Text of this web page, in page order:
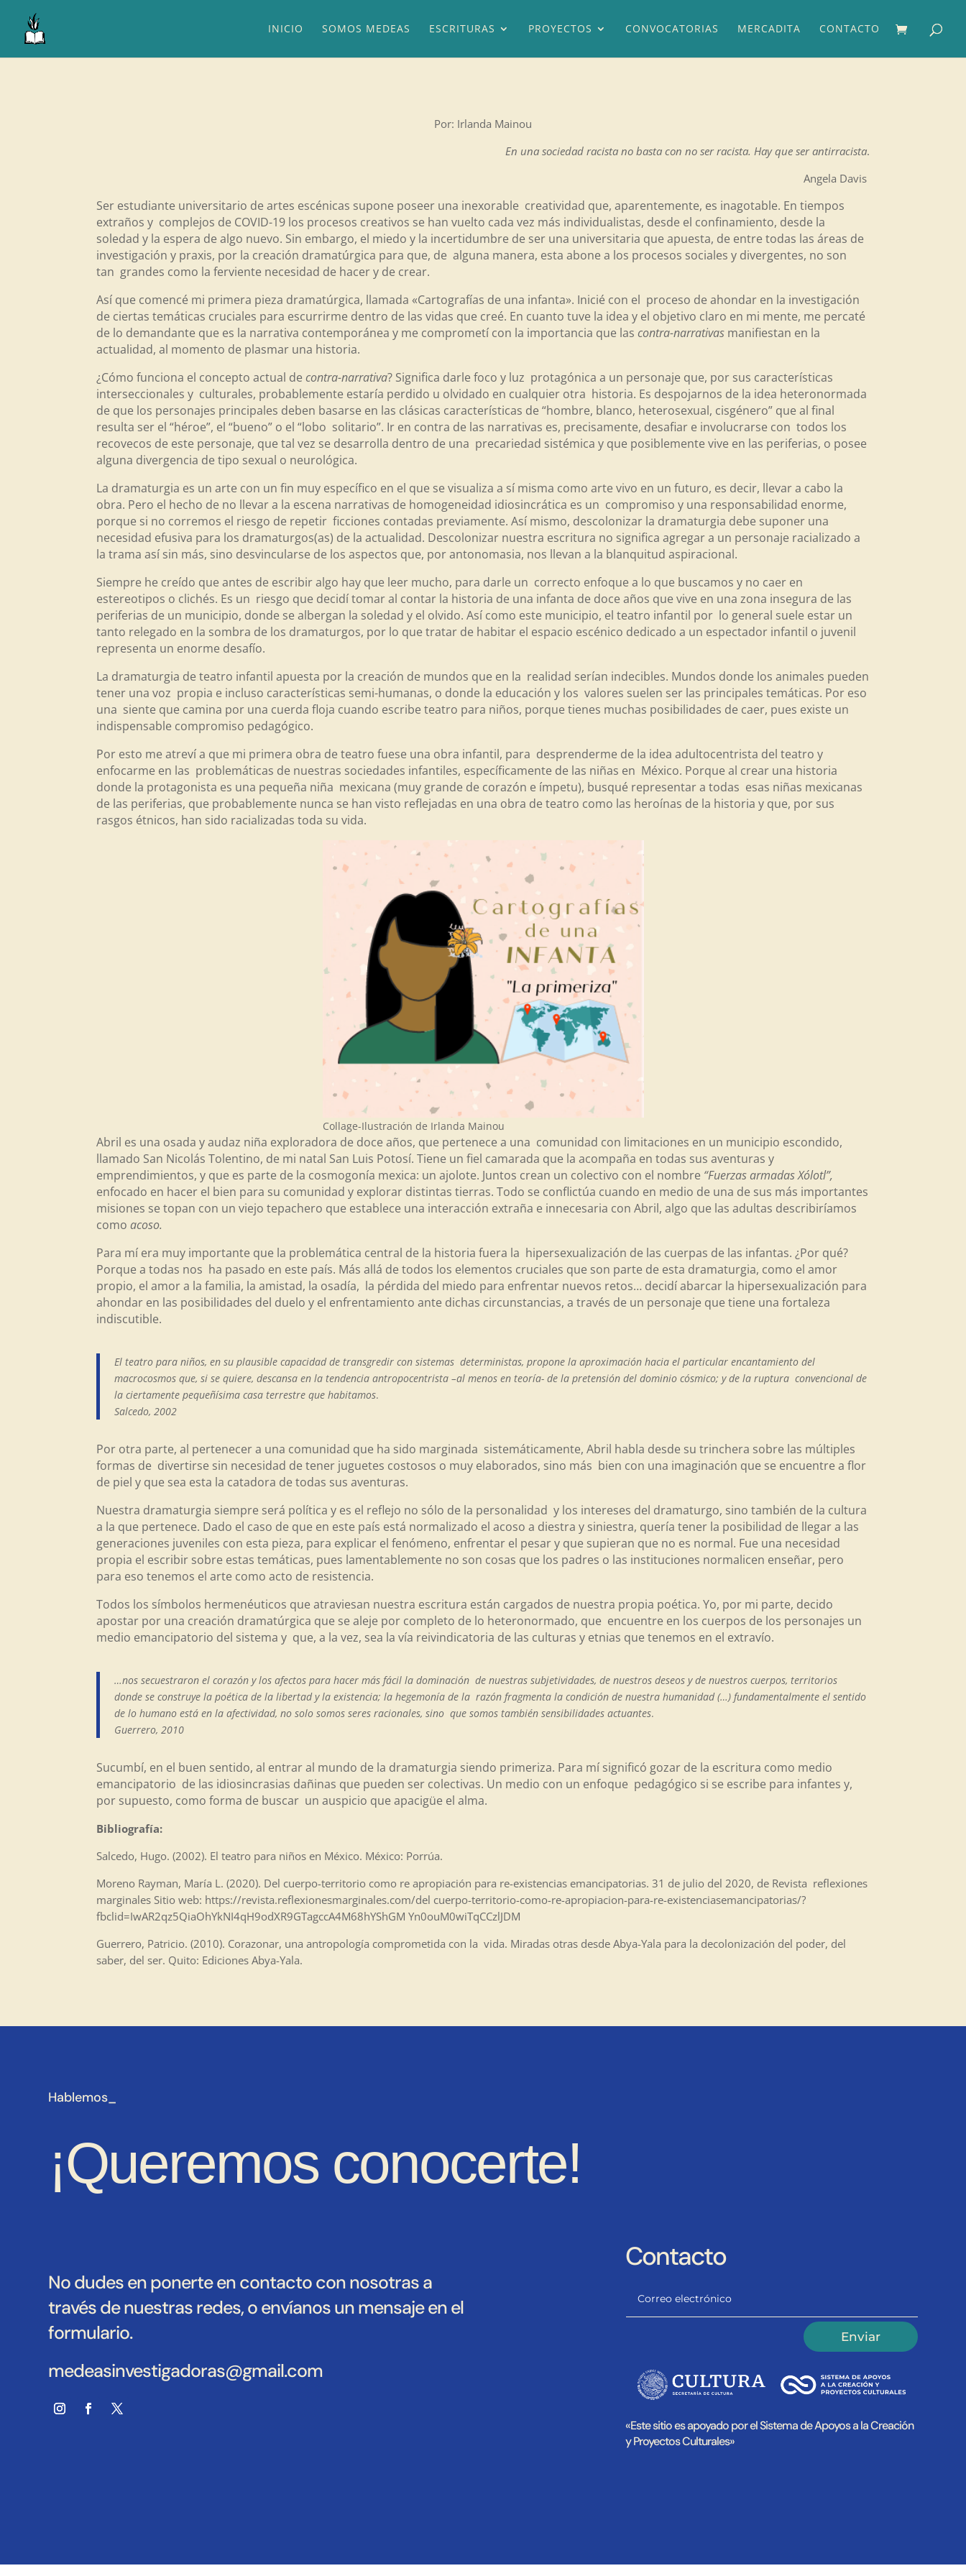
INICIO SOMOS MEDEAS ESCRITURAS PROYECTOS CONVOCATORIAS MERCADITA CONTACTO
Por: Irlanda Mainou
En una sociedad racista no basta con no ser racista. Hay que ser antirracista.
Angela Davis
Ser estudiante universitario de artes escénicas supone poseer una inexorable creatividad que, aparentemente, es inagotable. En tiempos
extraños y complejos de COVID-19 los procesos creativos se han vuelto cada vez más individualistas, desde el confinamiento, desde la
soledad y la espera de algo nuevo. Sin embargo, el miedo y la incertidumbre de ser una universitaria que apuesta, de entre todas las áreas de
investigación y praxis, por la creación dramatúrgica para que, de alguna manera, esta abone a los procesos sociales y divergentes, no son
tan grandes como la ferviente necesidad de hacer y de crear.
Así que comencé mi primera pieza dramatúrgica, llamada «Cartografías de una infanta». Inicié con el proceso de ahondar en la investigación
de ciertas temáticas cruciales para escurrirme dentro de las vidas que creé. En cuanto tuve la idea y el objetivo claro en mi mente, me percaté
de lo demandante que es la narrativa contemporánea y me comprometí con la importancia que lascontra-narrativas manifiestan en la
actualidad, al momento de plasmar una historia.
¿Cómo funciona el concepto actual decontra-narrativa? Significa darle foco y luz protagónica a un personaje que, por sus características
interseccionales y culturales, probablemente estaría perdido u olvidado en cualquier otra historia. Es despojarnos de la idea heteronormada
de que los personajes principales deben basarse en las clásicas características de “hombre, blanco, heterosexual, cisgénero” que al final
resulta ser el “héroe”, el “bueno” o el “lobo solitario”. Ir en contra de las narrativas es, precisamente, desafiar e involucrarse con todos los
recovecos de este personaje, que tal vez se desarrolla dentro de una precariedad sistémica y que posiblemente vive en las periferias, o posee
alguna divergencia de tipo sexual o neurológica.
La dramaturgia es un arte con un fin muy específico en el que se visualiza a sí misma como arte vivo en un futuro, es decir, llevar a cabo la
obra. Pero el hecho de no llevar a la escena narrativas de homogeneidad idiosincrática es un compromiso y una responsabilidad enorme,
porque si no corremos el riesgo de repetir ficciones contadas previamente. Así mismo, descolonizar la dramaturgia debe suponer una
necesidad efusiva para los dramaturgos(as) de la actualidad. Descolonizar nuestra escritura no significa agregar a un personaje racializado a
la trama así sin más, sino desvincularse de los aspectos que, por antonomasia, nos llevan a la blanquitud aspiracional.
Siempre he creído que antes de escribir algo hay que leer mucho, para darle un correcto enfoque a lo que buscamos y no caer en
estereotipos o clichés. Es un riesgo que decidí tomar al contar la historia de una infanta de doce años que vive en una zona insegura de las
periferias de un municipio, donde se albergan la soledad y el olvido. Así como este municipio, el teatro infantil por lo general suele estar un
tanto relegado en la sombra de los dramaturgos, por lo que tratar de habitar el espacio escénico dedicado a un espectador infantil o juvenil
representa un enorme desafío.
La dramaturgia de teatro infantil apuesta por la creación de mundos que en la realidad serían indecibles. Mundos donde los animales pueden
tener una voz propia e incluso características semi-humanas, o donde la educación y los valores suelen ser las principales temáticas. Por eso
una siente que camina por una cuerda floja cuando escribe teatro para niños, porque tienes muchas posibilidades de caer, pues existe un
indispensable compromiso pedagógico.
Por esto me atreví a que mi primera obra de teatro fuese una obra infantil, para desprenderme de la idea adultocentrista del teatro y
enfocarme en las problemáticas de nuestras sociedades infantiles, específicamente de las niñas en México. Porque al crear una historia
donde la protagonista es una pequeña niña mexicana (muy grande de corazón e ímpetu), busqué representar a todas esas niñas mexicanas
de las periferias, que probablemente nunca se han visto reflejadas en una obra de teatro como las heroínas de la historia y que, por sus
rasgos étnicos, han sido racializadas toda su vida.
Collage-Ilustración de Irlanda Mainou
Abril es una osada y audaz niña exploradora de doce años, que pertenece a una comunidad con limitaciones en un municipio escondido,
llamado San Nicolás Tolentino, de mi natal San Luis Potosí. Tiene un fiel camarada que la acompaña en todas sus aventuras y
emprendimientos, y que es parte de la cosmogonía mexica: un ajolote. Juntos crean un colectivo con el nombre “Fuerzas armadas Xólotl”,
enfocado en hacer el bien para su comunidad y explorar distintas tierras. Todo se conflictúa cuando en medio de una de sus más importantes
misiones se topan con un viejo tepachero que establece una interacción extraña e innecesaria con Abril, algo que las adultas describiríamos
comoacoso.
Para mí era muy importante que la problemática central de la historia fuera la hipersexualización de las cuerpas de las infantas. ¿Por qué?
Porque a todas nos ha pasado en este país. Más allá de todos los elementos cruciales que son parte de esta dramaturgia, como el amor
propio, el amor a la familia, la amistad, la osadía, la pérdida del miedo para enfrentar nuevos retos… decidí abarcar la hipersexualización para
ahondar en las posibilidades del duelo y el enfrentamiento ante dichas circunstancias, a través de un personaje que tiene una fortaleza
indiscutible.
El teatro para niños, en su plausible capacidad de transgredir con sistemas deterministas, propone la aproximación hacia el particular encantamiento del
macrocosmos que, si se quiere, descansa en la tendencia antropocentrista –al menos en teoría- de la pretensión del dominio cósmico; y de la ruptura convencional de
la ciertamente pequeñísima casa terrestre que habitamos.
Salcedo, 2002
Por otra parte, al pertenecer a una comunidad que ha sido marginada sistemáticamente, Abril habla desde su trinchera sobre las múltiples
formas de divertirse sin necesidad de tener juguetes costosos o muy elaborados, sino más bien con una imaginación que se encuentre a flor
de piel y que sea esta la catadora de todas sus aventuras.
Nuestra dramaturgia siempre será política y es el reflejo no sólo de la personalidad y los intereses del dramaturgo, sino también de la cultura
a la que pertenece. Dado el caso de que en este país está normalizado el acoso a diestra y siniestra, quería tener la posibilidad de llegar a las
generaciones juveniles con esta pieza, para explicar el fenómeno, enfrentar el pesar y que supieran que no es normal. Fue una necesidad
propia el escribir sobre estas temáticas, pues lamentablemente no son cosas que los padres o las instituciones normalicen enseñar, pero
para eso tenemos el arte como acto de resistencia.
Todos los símbolos hermenéuticos que atraviesan nuestra escritura están cargados de nuestra propia poética. Yo, por mi parte, decido
apostar por una creación dramatúrgica que se aleje por completo de lo heteronormado, que encuentre en los cuerpos de los personajes un
medio emancipatorio del sistema y que, a la vez, sea la vía reivindicatoria de las culturas y etnias que tenemos en el extravío.
…nos secuestraron el corazón y los afectos para hacer más fácil la dominación de nuestras subjetividades, de nuestros deseos y de nuestros cuerpos, territorios
donde se construye la poética de la libertad y la existencia; la hegemonía de la razón fragmenta la condición de nuestra humanidad (…) fundamentalmente el sentido
de lo humano está en la afectividad, no solo somos seres racionales, sino que somos también sensibilidades actuantes.
Guerrero, 2010
Sucumbí, en el buen sentido, al entrar al mundo de la dramaturgia siendo primeriza. Para mí significó gozar de la escritura como medio
emancipatorio de las idiosincrasias dañinas que pueden ser colectivas. Un medio con un enfoque pedagógico si se escribe para infantes y,
por supuesto, como forma de buscar un auspicio que apacigüe el alma.
Bibliografía:
Salcedo, Hugo. (2002). El teatro para niños en México. México: Porrúa.
Moreno Rayman, María L. (2020). Del cuerpo-territorio como re apropiación para re-existencias emancipatorias. 31 de julio del 2020, de Revista reflexiones
marginales Sitio web: https://revista.reflexionesmarginales.com/del cuerpo-territorio-como-re-apropiacion-para-re-existenciasemancipatorias/?
fbclid=IwAR2qz5QiaOhYkNI4qH9odXR9GTagccA4M68hYShGM Yn0ouM0wiTqCCzlJDM
Guerrero, Patricio. (2010). Corazonar, una antropología comprometida con la vida. Miradas otras desde Abya-Yala para la decolonización del poder, del
saber, del ser. Quito: Ediciones Abya-Yala.
Hablemos_
¡Queremos conocerte!
No dudes en ponerte en contacto con nosotras a
través de nuestras redes, o envíanos un mensaje en el
formulario.
medeasinvestigadoras@gmail.com
Contacto
Enviar
«Este sitio es apoyado por el Sistema de Apoyos a la Creación
y Proyectos Culturales»